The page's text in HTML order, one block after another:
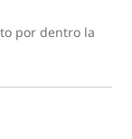
por dentro la